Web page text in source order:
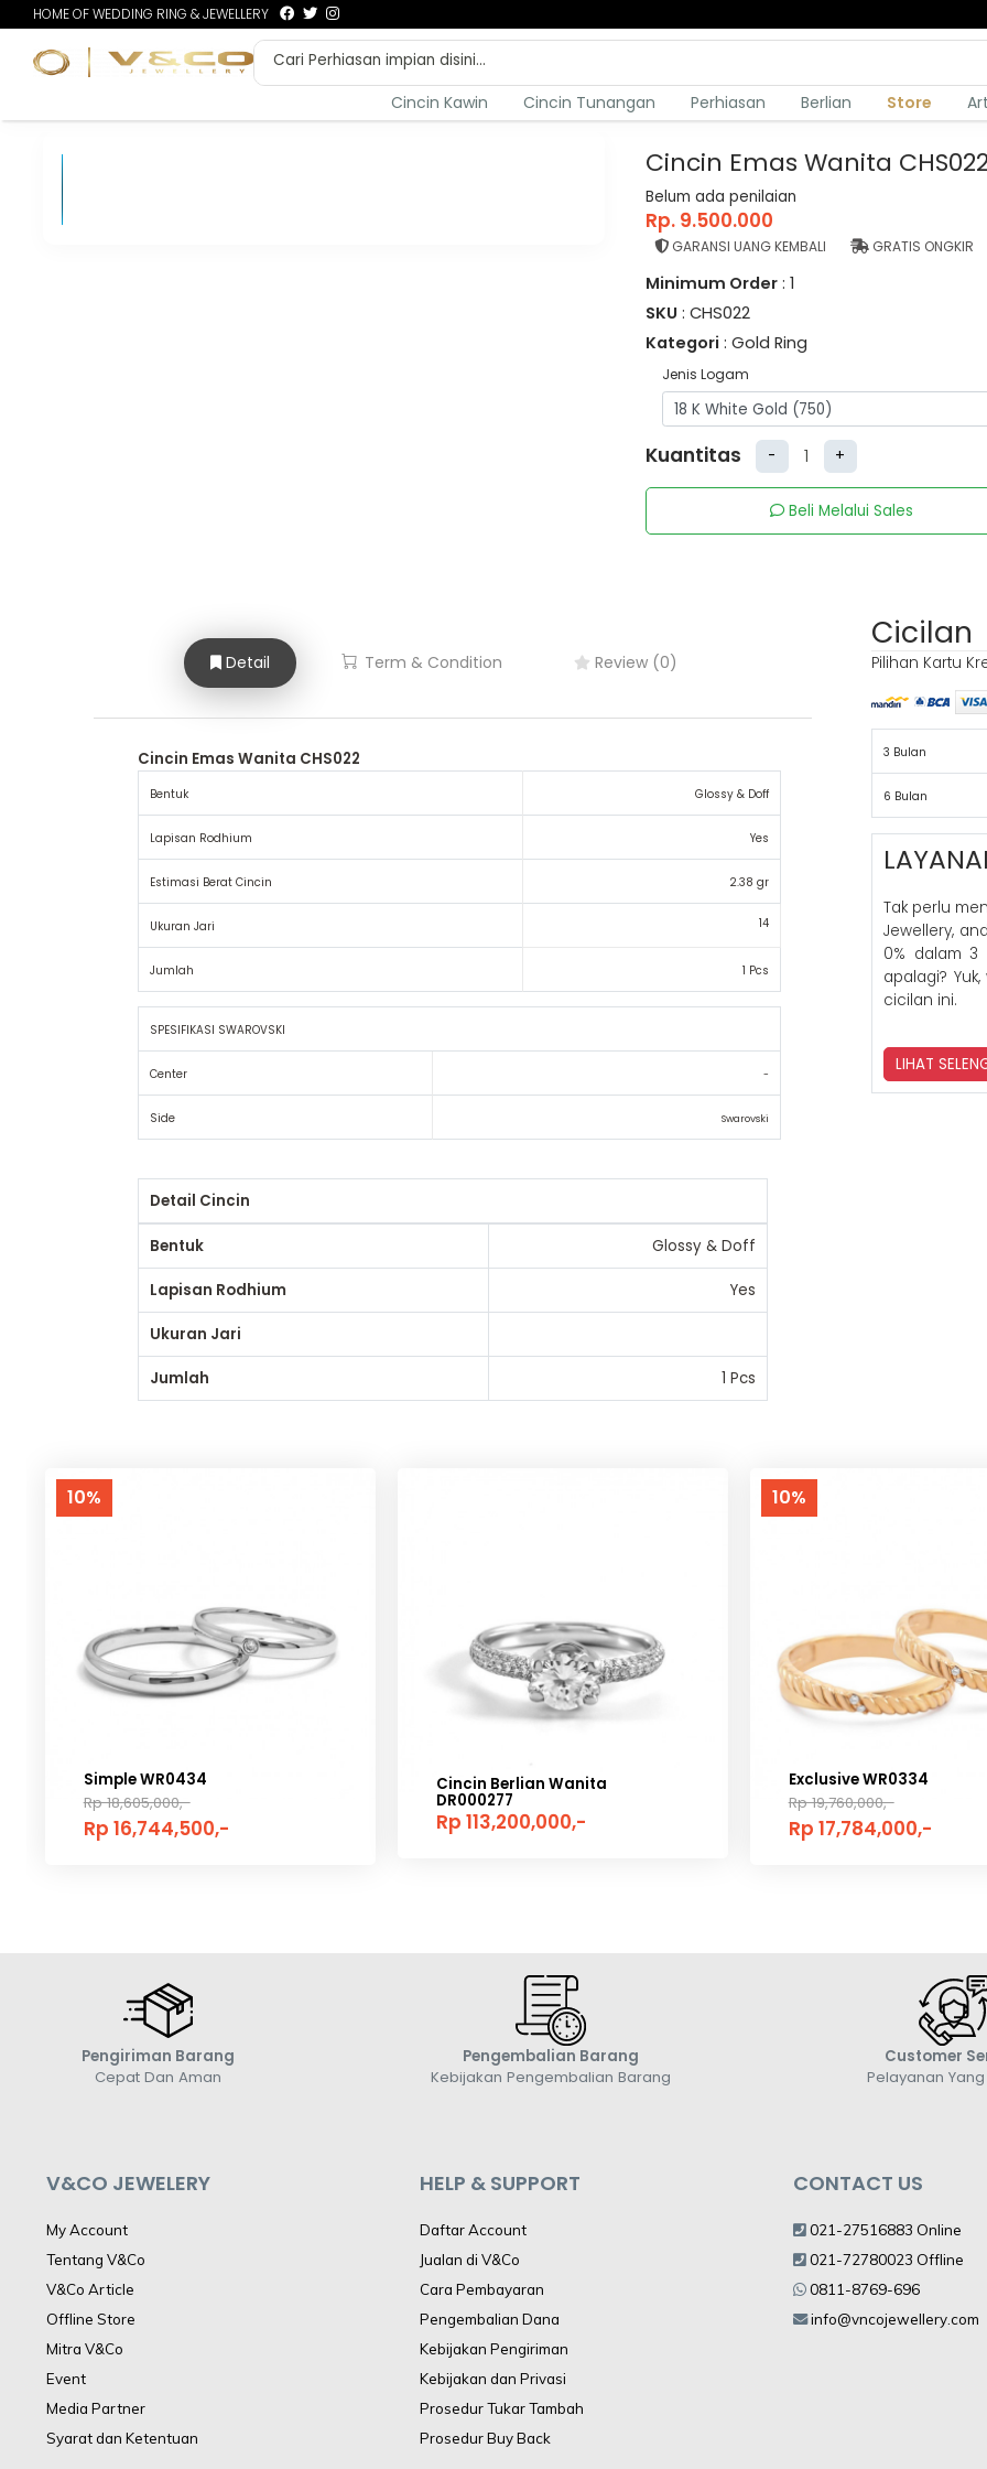
HOME OF WEDDING RING & JEWELLERY
Cincin Kawin Cincin Tunangan Perhiasan Berlian Store
Cincin Emas Wanita CHS022
Belum ada penilaian
Rp. 9.500.000
GARANSI UANG KEMBALI GRATIS ONGKIR
Minimum Order: 1
SKU : CHS022
Kategori : Gold Ring
Jenis Logam
Kuantitas - +
Beli Melalui Sales
Detail Term & Condition Review (0)
Cincin Emas Wanita CHS022
Bentuk Glossy & Doff
Lapisan Rodhium Yes
Estimasi Berat Cincin 2.38 gr
Ukuran Jari 14
Jumlah 1 Pcs
SPESIFIKASI SWAROVSKI
Center -
Side Swarovski
Detail Cincin
Bentuk Glossy & Doff
Lapisan Rodhium Yes
Ukuran Jari
Jumlah 1 Pcs
Cicilan
Pilihan Kartu
3 Bulan
6 Bulan
Tak perlu
Jewellery,
0% dalam 3
apalagi?
cicilan ini.
LIHAT
10%
Simple WR0434
Rp 18,605,000,-
Rp 16,744,500,-
Cincin Berlian Wanita
DR000277
Rp 113,200,000,-
10%
Exclusive WR0334
Rp 19,760,000,-
Rp 17,784,000,-
Pengiriman Barang
Cepat Dan Aman
Pengembalian Barang
Kebijakan Pengembalian Barang
Customer
Pelayanan
V&CO JEWELERY
My Account
Tentang V&Co
V&Co Article
Offline Store
Mitra V&Co
Event
Media Partner
Syarat dan Ketentuan
HELP & SUPPORT
Daftar Account
Jualan di V&Co
Cara Pembayaran
Pengembalian Dana
Kebijakan Pengiriman
Kebijakan dan Privasi
Prosedur Tukar Tambah
Prosedur Buy Back
CONTACT US
021-27516883 Online
021-72780023 Offline
0811-8769-696
info@vncojewellery.com